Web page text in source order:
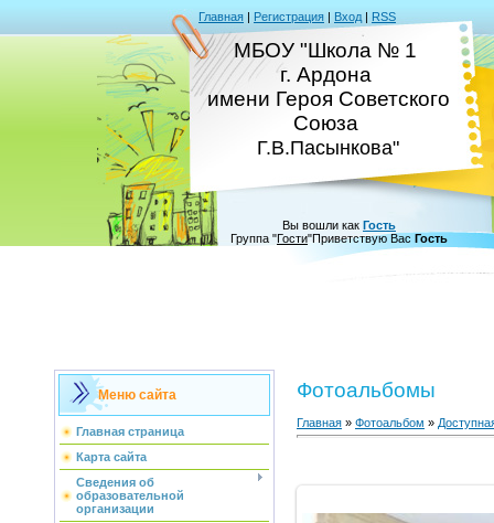
Главная | Регистрация | Вход | RSS
МБОУ "Школа № 1
г. Ардона
имени Героя Советского
Союза
Г.В.Пасынкова"
Вы вошли как Гость
Группа "Гости"Приветствую Вас Гость
Меню сайта
Главная страница
Карта сайта
Сведения об
образовательной
организации
Фотоальбомы
Главная » Фотоальбом »